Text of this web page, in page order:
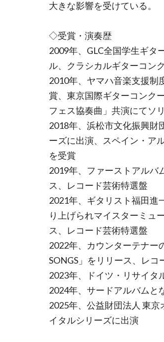
大きな影響を受けている。
◇受賞・演奏歴
2009年、GLC全国学生ギタ
ル、クラシカルギターコン
2010年、ヤマハ音楽支援制
賞、東京国際ギターコンク
フェス協奏曲」共演にてソ
2018年、浜松市文化振興財
ーズに出演、スペイン・ア
を受賞
2019年、ファーストアルバ
ス、レコード芸術特選盤
2021年、ギタリスト福田進
り上げられマイスターミュ
ス、レコード芸術特選盤
2022年、カウンターテナー
SONGS」をリリース、レコ
2023年、ドイツ・リサイタ
2024年、サードアルバムと
2025年、公益財団法人 東
イタルシリーズに出演